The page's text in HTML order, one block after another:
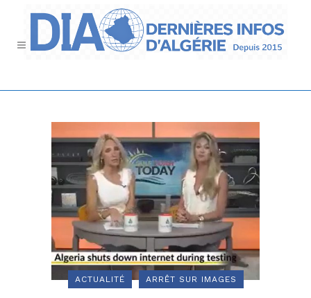
ACTUALITÉ ARRÊT SUR IMAGES